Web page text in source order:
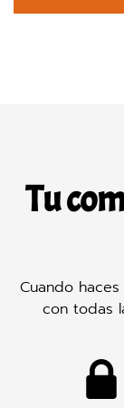
Tu
Cuando
con todas